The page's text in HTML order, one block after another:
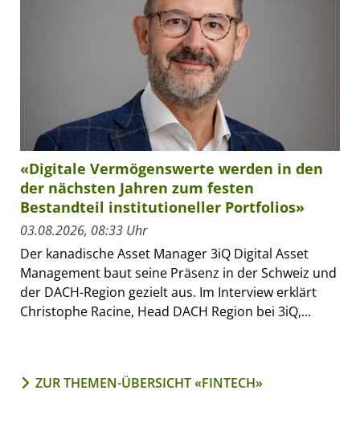
«Digitale Vermögenswerte werden in den
der nächsten Jahren zum festen
Bestandteil institutioneller Portfolios»
03.08.2026, 08:33 Uhr
Der kanadische Asset Manager 3iQ Digital Asset
Management baut seine Präsenz in der Schweiz und
der DACH-Region gezielt aus. Im Interview erklärt
Christophe Racine, Head DACH Region bei 3iQ,...
ZUR THEMEN-ÜBERSICHT «FINTECH»